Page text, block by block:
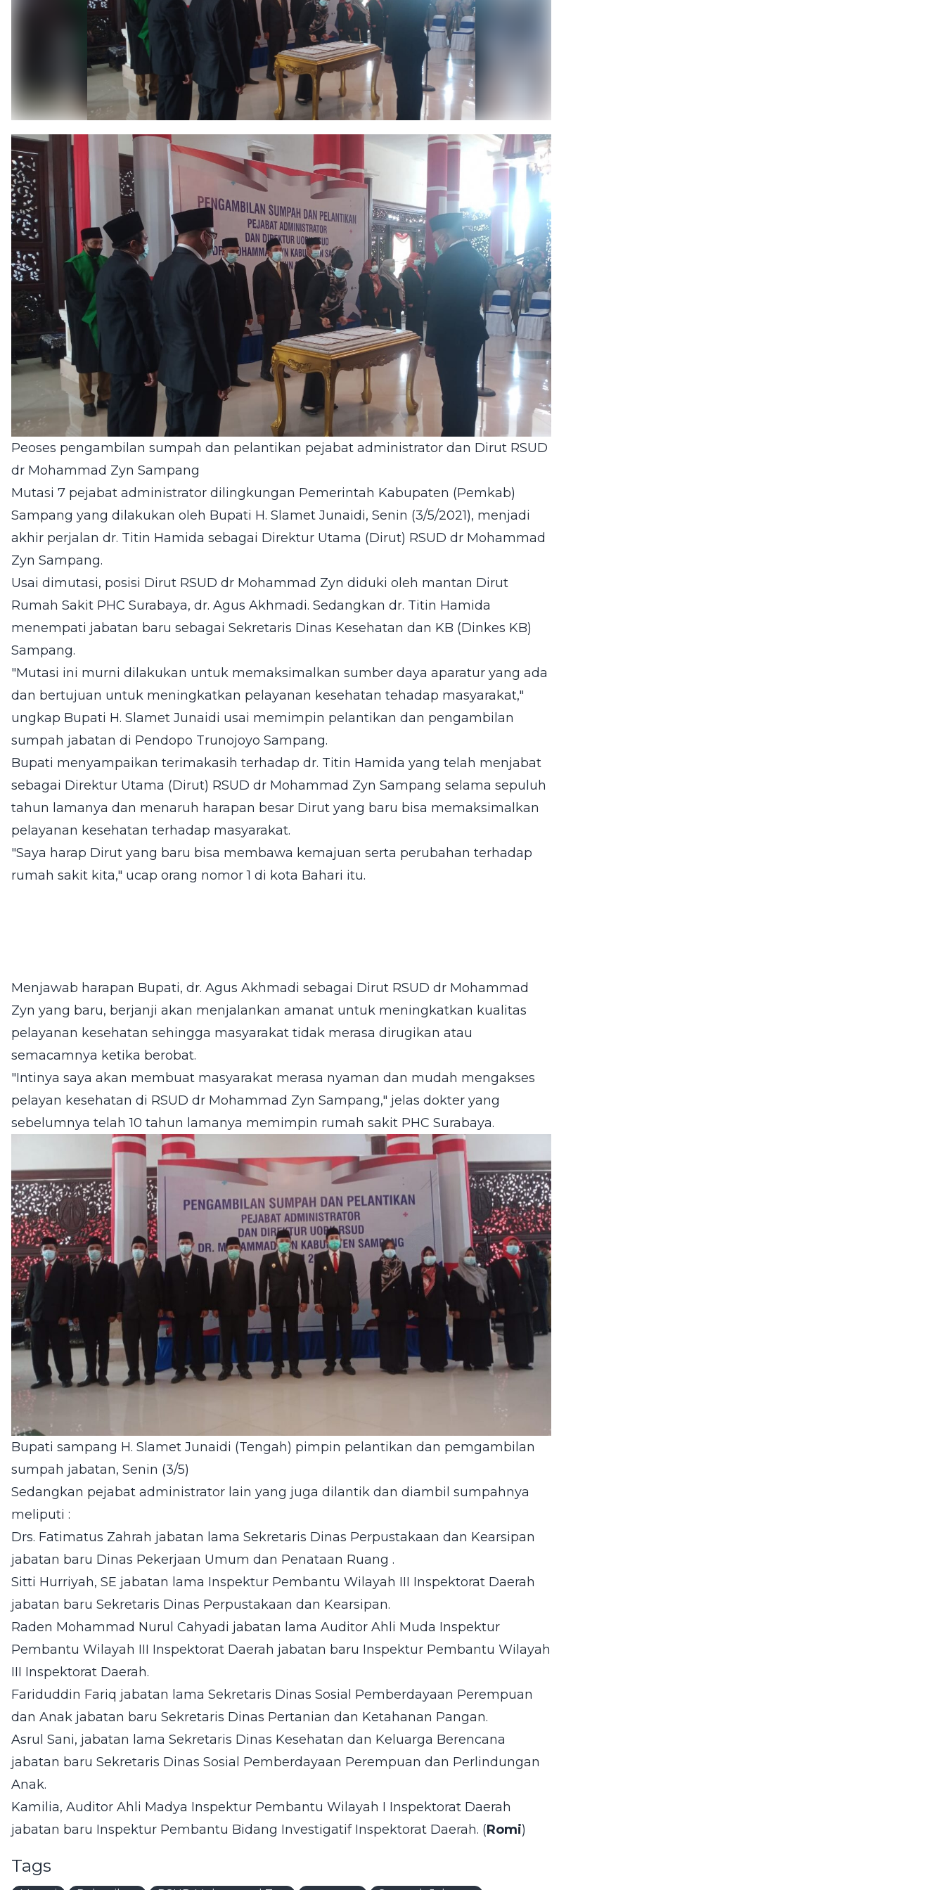
Peoses pengambilan sumpah dan pelantikan pejabat administrator dan Dirut RSUD
dr Mohammad Zyn Sampang
Mutasi 7 pejabat administrator dilingkungan Pemerintah Kabupaten (Pemkab)
Sampang yang dilakukan oleh Bupati H. Slamet Junaidi, Senin (3/5/2021), menjadi
akhir perjalan dr. Titin Hamida sebagai Direktur Utama (Dirut) RSUD dr Mohammad
Zyn Sampang.
Usai dimutasi, posisi Dirut RSUD dr Mohammad Zyn diduki oleh mantan Dirut
Rumah Sakit PHC Surabaya, dr. Agus Akhmadi. Sedangkan dr. Titin Hamida
menempati jabatan baru sebagai Sekretaris Dinas Kesehatan dan KB (Dinkes KB)
Sampang.
"Mutasi ini murni dilakukan untuk memaksimalkan sumber daya aparatur yang ada
dan bertujuan untuk meningkatkan pelayanan kesehatan tehadap masyarakat,"
ungkap Bupati H. Slamet Junaidi usai memimpin pelantikan dan pengambilan
sumpah jabatan di Pendopo Trunojoyo Sampang.
Bupati menyampaikan terimakasih terhadap dr. Titin Hamida yang telah menjabat
sebagai Direktur Utama (Dirut) RSUD dr Mohammad Zyn Sampang selama sepuluh
tahun lamanya dan menaruh harapan besar Dirut yang baru bisa memaksimalkan
pelayanan kesehatan terhadap masyarakat.
"Saya harap Dirut yang baru bisa membawa kemajuan serta perubahan terhadap
rumah sakit kita," ucap orang nomor 1 di kota Bahari itu.
Menjawab harapan Bupati, dr. Agus Akhmadi sebagai Dirut RSUD dr Mohammad
Zyn yang baru, berjanji akan menjalankan amanat untuk meningkatkan kualitas
pelayanan kesehatan sehingga masyarakat tidak merasa dirugikan atau
semacamnya ketika berobat.
"Intinya saya akan membuat masyarakat merasa nyaman dan mudah mengakses
pelayan kesehatan di RSUD dr Mohammad Zyn Sampang," jelas dokter yang
sebelumnya telah 10 tahun lamanya memimpin rumah sakit PHC Surabaya.
Bupati sampang H. Slamet Junaidi (Tengah) pimpin pelantikan dan pemgambilan
sumpah jabatan, Senin (3/5)
Sedangkan pejabat administrator lain yang juga dilantik dan diambil sumpahnya
meliputi :
Drs. Fatimatus Zahrah jabatan lama Sekretaris Dinas Perpustakaan dan Kearsipan
jabatan baru Dinas Pekerjaan Umum dan Penataan Ruang .
Sitti Hurriyah, SE jabatan lama Inspektur Pembantu Wilayah III Inspektorat Daerah
jabatan baru Sekretaris Dinas Perpustakaan dan Kearsipan.
Raden Mohammad Nurul Cahyadi jabatan lama Auditor Ahli Muda Inspektur
Pembantu Wilayah III Inspektorat Daerah jabatan baru Inspektur Pembantu Wilayah
III Inspektorat Daerah.
Fariduddin Fariq jabatan lama Sekretaris Dinas Sosial Pemberdayaan Perempuan
dan Anak jabatan baru Sekretaris Dinas Pertanian dan Ketahanan Pangan.
Asrul Sani, jabatan lama Sekretaris Dinas Kesehatan dan Keluarga Berencana
jabatan baru Sekretaris Dinas Sosial Pemberdayaan Perempuan dan Perlindungan
Anak.
Kamilia, Auditor Ahli Madya Inspektur Pembantu Wilayah I Inspektorat Daerah
jabatan baru Inspektur Pembantu Bidang Investigatif Inspektorat Daerah. (Romi)
Tags